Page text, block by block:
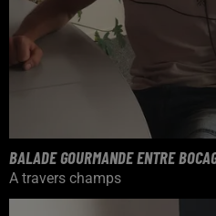
BALADE GOURMANDE ENTRE
A travers champs